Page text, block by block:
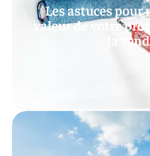
Les astuces pour
valeur de votre
la